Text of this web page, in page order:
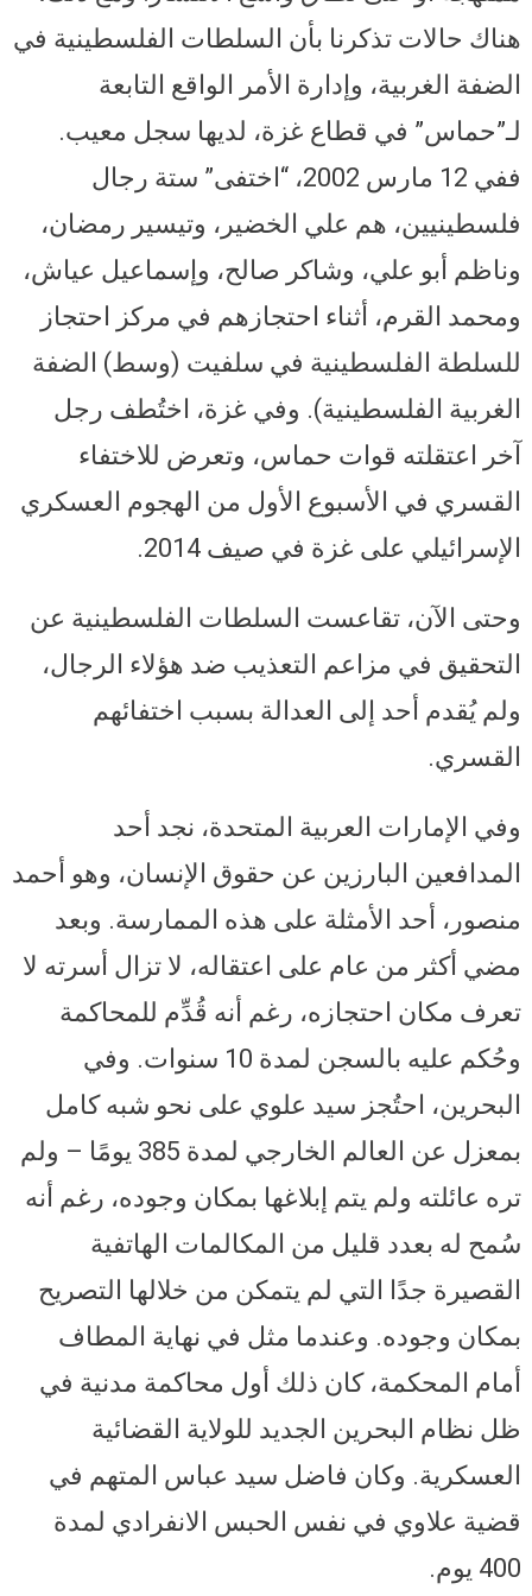
هناك حالات تذكرنا بأن السلطات الفلسطينية في
الضفة الغربية، وإدارة الأمر الواقع التابعة
لـ”حماس” في قطاع غزة، لديها سجل معيب.
ففي 12 مارس 2002، “اختفى” ستة رجال
فلسطينيين، هم علي الخضير، وتيسير رمضان،
وناظم أبو علي، وشاكر صالح، وإسماعيل عياش،
ومحمد القرم، أثناء احتجازهم في مركز احتجاز
للسلطة الفلسطينية في سلفيت (وسط) الضفة
الغربية الفلسطينية). وفي غزة، اختُطف رجل
آخر اعتقلته قوات حماس، وتعرض للاختفاء
القسري في الأسبوع الأول من الهجوم العسكري
الإسرائيلي على غزة في صيف 2014.
وحتى الآن، تقاعست السلطات الفلسطينية عن
التحقيق في مزاعم التعذيب ضد هؤلاء الرجال،
ولم يُقدم أحد إلى العدالة بسبب اختفائهم
القسري.
وفي الإمارات العربية المتحدة، نجد أحد
المدافعين البارزين عن حقوق الإنسان، وهو أحمد
منصور، أحد الأمثلة على هذه الممارسة. وبعد
مضي أكثر من عام على اعتقاله، لا تزال أسرته لا
تعرف مكان احتجازه، رغم أنه قُدِّم للمحاكمة
وحُكم عليه بالسجن لمدة 10 سنوات. وفي
البحرين، احتُجز سيد علوي على نحو شبه كامل
بمعزل عن العالم الخارجي لمدة 385 يومًا – ولم
تره عائلته ولم يتم إبلاغها بمكان وجوده، رغم أنه
سُمح له بعدد قليل من المكالمات الهاتفية
القصيرة جدًا التي لم يتمكن من خلالها التصريح
بمكان وجوده. وعندما مثل في نهاية المطاف
أمام المحكمة، كان ذلك أول محاكمة مدنية في
ظل نظام البحرين الجديد للولاية القضائية
العسكرية. وكان فاضل سيد عباس المتهم في
قضية علاوي في نفس الحبس الانفرادي لمدة
400 يوم.